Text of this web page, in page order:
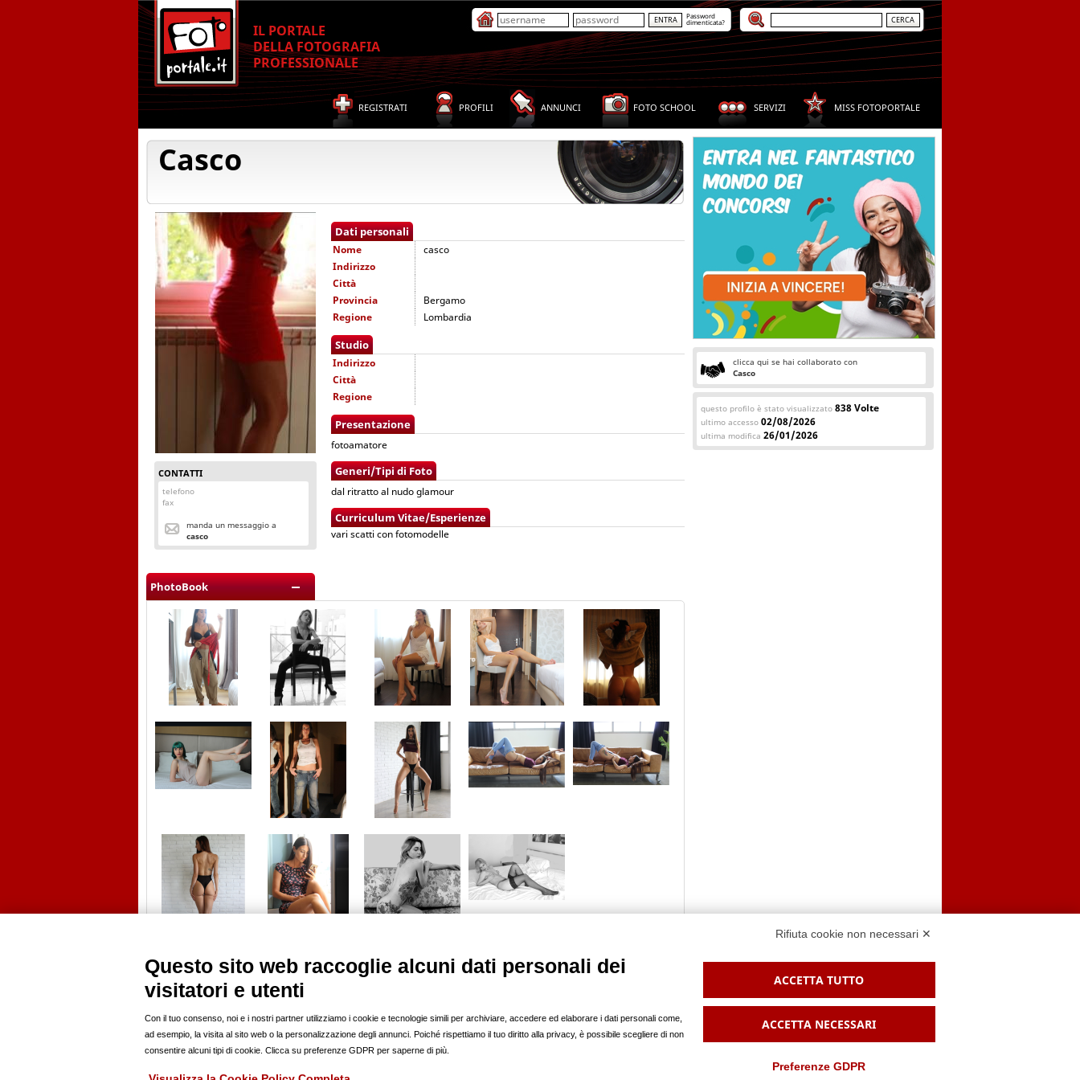
IL PORTALE
DELLA FOTOGRAFIA
PROFESSIONALE
Password
dimenticata?
REGISTRATI PROFILI ANNUNCI FOTO SCHOOL SERVIZI MISS FOTOPORTALE
Casco
CONTATTI
telefono
fax
manda un messaggio a
casco
Dati personali
Nome
casco
Indirizzo
Città
Provincia
Bergamo
Regione
Lombardia
Studio
Indirizzo
Città
Regione
Presentazione
fotoamatore
Generi/Tipi di Foto
dal ritratto al nudo glamour
Curriculum Vitae/Esperienze
vari scatti con fotomodelle
PhotoBook
clicca qui se hai collaborato con
Casco
questo profilo è stato visualizzato 838 Volte
ultimo accesso 02/08/2026
ultima modifica 26/01/2026
PROFILI
modelli
fotografi pro
fotoamatori
hairstylist
ANNUNCI
casting
offro lavoro
compro
vendo
Noleggio Sala Posa
Backstage
SOCIAL
pubblicità sul nostro sito
regolamento
redazione
Rifiuta cookie non necessari ✕
Questo sito web raccoglie alcuni dati personali dei
visitatori e utenti
Con il tuo consenso, noi e i nostri partner utilizziamo i cookie e tecnologie simili per archiviare, accedere ed elaborare i dati personali come,
ad esempio, la visita al sito web o la personalizzazione degli annunci. Poiché rispettiamo il tuo diritto alla privacy, è possibile scegliere di non
consentire alcuni tipi di cookie. Clicca su preferenze GDPR per saperne di più.
ACCETTA TUTTO
ACCETTA NECESSARI
Preferenze GDPR